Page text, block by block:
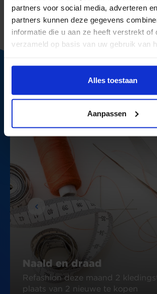
partners voor social media, adverteren
partners kunnen deze gegevens
informatie die u aan ze heeft verstrekt of
verzameld op basis van uw gebruik van
Alles toestaan
Aanpassen
Actuele
Naald en draad
Refashion deze maand 2
plaats van 2 nieuwe te kopen